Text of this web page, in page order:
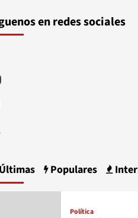
en redes sociales
Youtube
Populares
Política